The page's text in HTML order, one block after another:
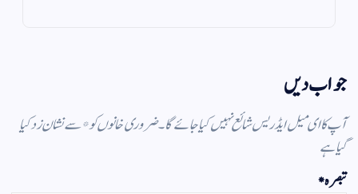
جواب دیں
آپ کا ای میل ایڈریس شائع نہیں کیا جائے گا۔ضروری خانوں کو*سے نشان زد کیا
گیا ہے
تبصرہ*